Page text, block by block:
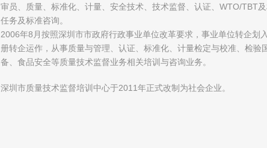
审员、质量、标准化、计量、安全技术、技术监督、认证、WTO/TBT
任务及标准咨询。
2006年8月按照深圳市市政府行政事业单位改革要求，事业单位转企划
册转企运作，从事质量与管理、认证、标准化、计量检定与校准、检验
备、食品安全等质量技术监督业务相关培训与咨询业务。
深圳市质量技术监督培训中心于2011年正式改制为社会企业。